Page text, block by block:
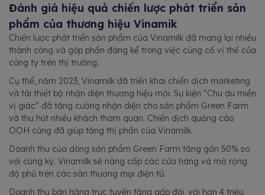
Đánh giá hiệu quả chiến lược phát triển sản
phẩm của thương hiệu Vinamik
Chiến lược phát triển sản phẩm của Vinamilk đã mang lại nhiều
thành công và góp phần đáng kể trong việc củng cố vị thế của
công ty trên thị trường.
Cụ thể, năm 2023, Vinamilk đã triển khai chiến dịch marketing
và tái thiết bộ nhận diện thương hiệu mới. Sự kiện "Chu du miền
vị giác" đã tăng cường nhận diện cho sản phẩm Green Farm
và thu hút nhiều khách tham quan. Chiến dịch quảng cáo
OOH cũng đã giúp tăng thị phần của Vinamilk.
Doanh thu của dòng sản phẩm Green Farm tăng gần 50% so
với cùng kỳ. Vinamilk sẽ nâng cấp các cửa hàng và mở rộng
độ phủ trên các sàn thương mại điện tử.
Doanh thu bán hàng trực tuyến tăng gấp đôi, với hơn 4 triệu